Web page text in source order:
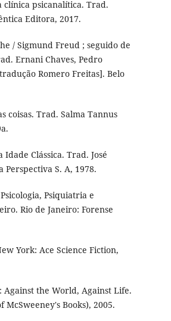
clínica psicanalítica. Trad.
Editora, 2017.
/ Sigmund Freud ; seguido de
Ernani Chaves, Pedro
Romero Freitas]. Belo
coisas. Trad. Salma Tannus
Clássica. Trad. José
S. A, 1978.
Psicologia, Psiquiatria e
Rio de Janeiro: Forense
York: Ace Science Fiction,
Against the World, Against Life.
McSweeney's Books), 2005.